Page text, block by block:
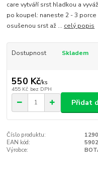
care vytváří srst hladkou a
po koupel: naneste 2 - 3
osušenou srst až ... celý popis
Dostupnost Skladem
550 Kč/ks
455 Kč bez DPH
Přidat
Číslo produktu:
EAN kód:
Výrobce: